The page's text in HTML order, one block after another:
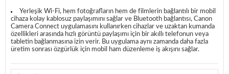
Yerleşik Wi-Fi, hem fotoğrafların hem de filmlerin bağlantılı bir mobil
cihaza kolay kablosuz paylaşımını sağlar ve Bluetooth bağlantısı, Canon
Camera Connect uygulamasını kullanırken cihazlar ve uzaktan kumanda
özellikleri arasında hızlı görüntü paylaşımı için bir akıllı telefonun veya
tabletin bağlanmasına izin verir. Bu uygulama aynı zamanda daha fazla
üretim sonrası özgürlük için mobil ham düzenleme iş akışını sağlar.